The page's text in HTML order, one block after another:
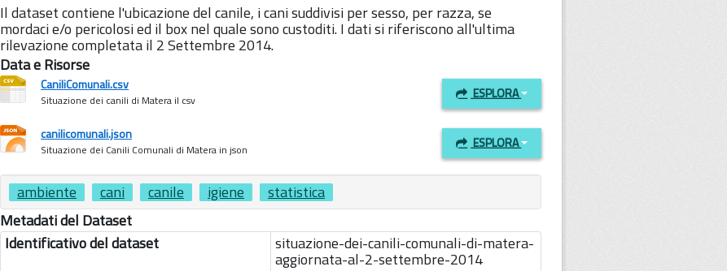
Il dataset contiene l'ubicazione del canile, i cani suddivisi per sesso, per razza, se
mordaci e/o pericolosi ed il box nel quale sono custoditi. I dati si riferiscono all'ultima
rilevazione completata il 2 Settembre 2014.
Data e Risorse
CaniliComunali.csv
Situazione dei canili di Matera il csv ESPLORA
canilicomunali.json
Situazione dei Canili Comunali di Matera in json ESPLORA
ambiente cani canile igiene
statistica
Metadati del Dataset
Identificativo del dataset
situazione-dei-canili-comunali-di-matera-
aggiornata-al-2-settembre-2014